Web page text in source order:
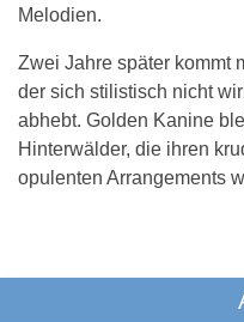
Melodien.
Zwei Jahre später kommt
der sich stilistisch nicht
abhebt. Golden Kanine
Hinterwälder, die ihren
opulenten Arrangements
Das könnte Dich